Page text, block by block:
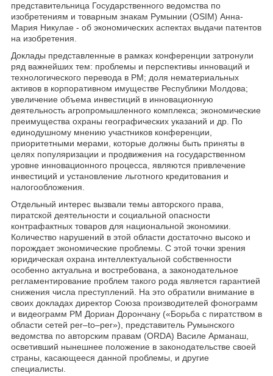
представительница Государственного ведомства по
изобретениям и товарным знакам Румынии (OSIM) Анна-
Мария Никулае - об экономических аспектах выдачи патентов
на изобретения.
Доклады представленные в рамках конференции затронули
ряд важнейших тем: проблемы и перспективы инноваций и
технологического перевода в РМ; доля нематериальных
активов в корпоративном имуществе Республики Молдова;
увеличение объема инвестиций в инновационную
деятельность агропромышленного комплекса; экономические
преимущества охраны географических указаний и др. По
единодушному мнению участников конференции,
приоритетными мерами, которые должны быть приняты в
целях популяризации и продвижения на государственном
уровне инновационного процесса, являются привлечение
инвестиций и установление льготного кредитования и
налогообложения.
Отдельный интерес вызвали темы авторского права,
пиратской деятельности и социальной опасности
контрафактных товаров для национальной экономики.
Количество нарушений в этой области достаточно высоко и
порождает экономические проблемы. С этой точки зрения
юридическая охрана интеллектуальной собственности
особенно актуальна и востребована, а законодательное
регламентирование проблем такого рода является гарантией
снижения числа преступлений. На это обратили внимание в
своих докладах директор Союза производителей фонограмм
и видеограмм РМ Дориан Дорончану («Борьба с пиратством в
области сетей per–to–per»), представитель Румынского
ведомства по авторским правам (ORDA) Василе Арманаш,
осветивший нынешнее положение в законодательстве своей
страны, касающееся данной проблемы, и другие
специалисты.